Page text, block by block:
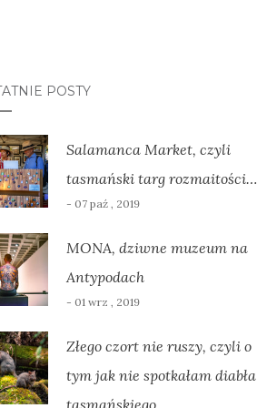
POSTY
Salamanca Market, czyli
tasmański targ rozmaitości…
- 07 paź , 2019
MONA, dziwne muzeum na
Antypodach
- 01 wrz , 2019
Złego czort nie ruszy, czyli o
tym jak nie spotkałam diabła
tasmańskiego